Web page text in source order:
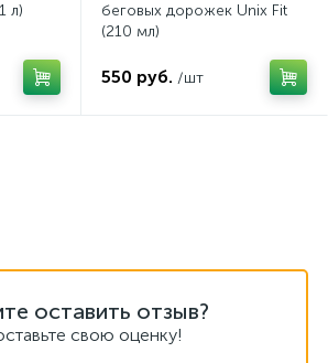
л)
беговых дорожек Unix Fit
(210 мл)
550 руб. /шт
оставить отзыв?
свою оценку!